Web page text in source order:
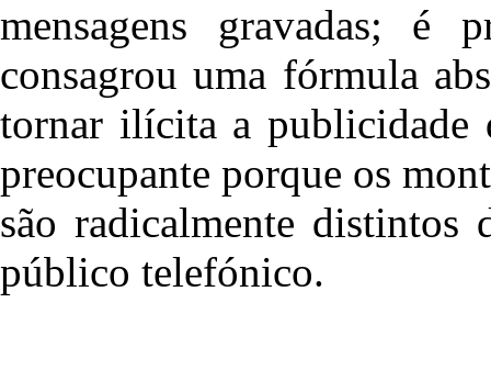
mensagens gravadas; é
consagrou uma fórmula
tornar ilícita a publicidade
preocupante porque os
são radicalmente distintos
público telefónico.